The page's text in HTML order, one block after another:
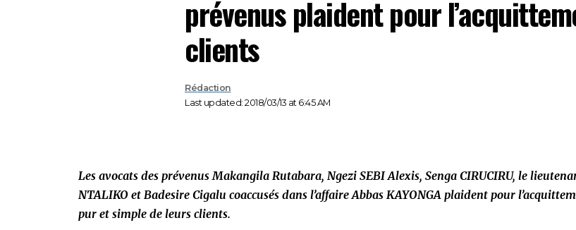
prévenus plaident pour
clients
Last updated: 2018/03/13 at 6:45 AM
Rédaction
Les avocats des prévenus Makangila Rutabara, Ngezi SEBI Alexis, Senga CIRUCIRU, le
NTALIKO et Badesire Cigalu coaccusés dans l’affaire Abbas KAYONGA plaident pour
pur et simple de leurs clients.